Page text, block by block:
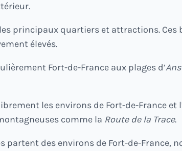
principaux quartiers et attractions.
élevés.
Fort-de-France aux plages d’
les environs de Fort-de-France et
comme la Route de la Trace.
des environs de Fort-de-France,